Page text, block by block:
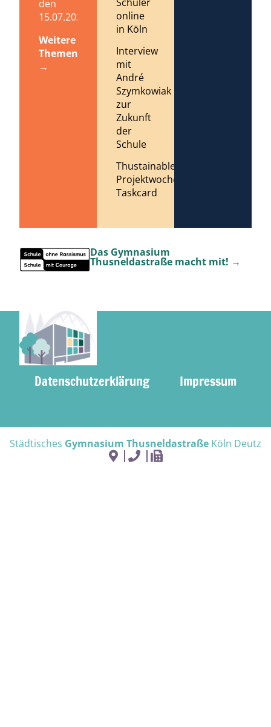
den
15.07.2026
Weitere
Themen
→
online
in Köln
Interview
mit
André
Szymkowiak
zur
Zukunft
der
Schule
Thustainable
Projektwoche
Taskcard
Das Gymnasium
Thusneldastraße macht mit! →
Datenschutzerklärung Impressum
Städtisches Gymnasium Thusneldastraße Köln Deutz